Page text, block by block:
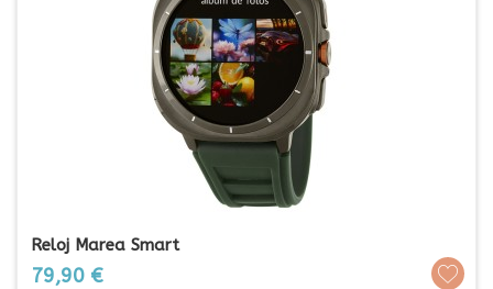
Reloj Marea Smart
Prezo
79,90 €